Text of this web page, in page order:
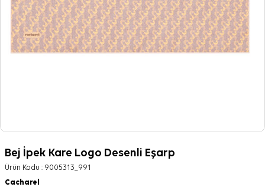
Bej İpek Kare Logo Desenli Eşarp
Ürün Kodu : 9005313_991
Cacharel